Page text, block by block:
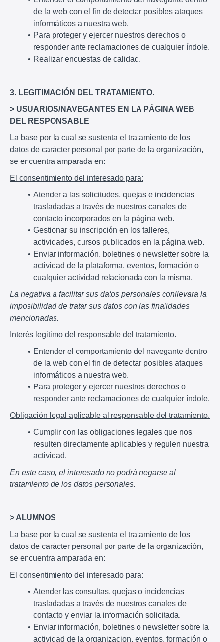
de la web con el fin de detectar posibles ataques
informáticos a nuestra web.
Para proteger y ejercer nuestros derechos o
responder ante reclamaciones de cualquier índole.
Realizar encuestas de calidad.
3. LEGITIMACIÓN DEL TRATAMIENTO.
> USUARIOS/NAVEGANTES EN LA PÁGINA WEB
DEL RESPONSABLE
La base por la cual se sustenta el tratamiento de los
datos de carácter personal por parte de la organización,
se encuentra amparada en:
El consentimiento del interesado para:
Atender a las solicitudes, quejas e incidencias
trasladadas a través de nuestros canales de
contacto incorporados en la página web.
Gestionar su inscripción en los talleres,
actividades, cursos publicados en la página web.
Enviar información, boletines o newsletter sobre la
actividad de la plataforma, eventos, formación o
cualquier actividad relacionada con la misma.
La negativa a facilitar sus datos personales conllevara la
imposibilidad de tratar sus datos con las finalidades
mencionadas.
Interés legitimo del responsable del tratamiento.
Entender el comportamiento del navegante dentro
de la web con el fin de detectar posibles ataques
informáticos a nuestra web.
Para proteger y ejercer nuestros derechos o
responder ante reclamaciones de cualquier índole.
Obligación legal aplicable al responsable del tratamiento.
Cumplir con las obligaciones legales que nos
resulten directamente aplicables y regulen nuestra
actividad.
En este caso, el interesado no podrá negarse al
tratamiento de los datos personales.
> ALUMNOS
La base por la cual se sustenta el tratamiento de los
datos de carácter personal por parte de la organización,
se encuentra amparada en:
El consentimiento del interesado para:
Atender las consultas, quejas o incidencias
trasladadas a través de nuestros canales de
contacto y enviar la información solicitada.
Enviar información, boletines o newsletter sobre la
actividad de la organizacion, eventos, formación o